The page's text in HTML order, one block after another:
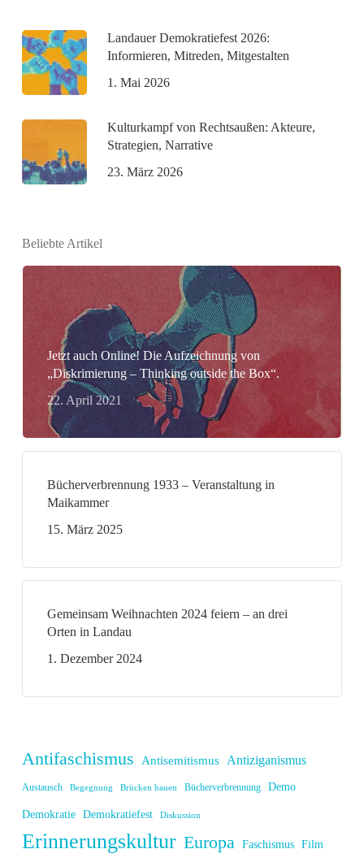
Landauer Demokratiefest 2026:
Informieren, Mitreden, Mitgestalten
1. Mai 2026
Kulturkampf von Rechtsaußen: Akteure,
Strategien, Narrative
23. März 2026
Beliebte Artikel
Jetzt auch Online! Die Aufzeichnung von
„Diskrimierung – Thinking outside the Box“.
22. April 2021
Bücherverbrennung 1933 – Veranstaltung in
Maikammer
15. März 2025
Gemeinsam Weihnachten 2024 feiern – an drei
Orten in Landau
1. Dezember 2024
Antifaschismus Antisemitismus Antiziganismus
Austausch Begegnung Brücken bauen Bücherverbrennung Demo
Demokratie Demokratiefest Diskussion
Erinnerungskultur Europa Faschismus Film